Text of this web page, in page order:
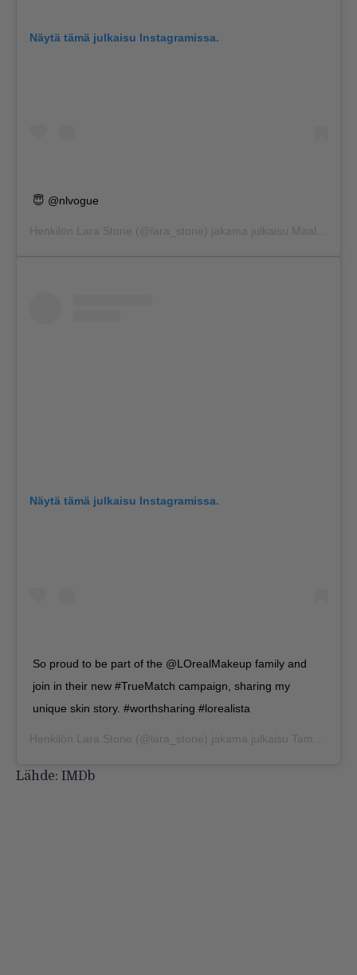
Näytä tämä julkaisu Instagramissa.
😇 @nlvogue
Henkilön Lara Stone (@lara_stone) jakama julkaisu Maalis 27, 2017 kello 12.41 PDT
Näytä tämä julkaisu Instagramissa.
So proud to be part of the @LOrealMakeup family and
join in their new #TrueMatch campaign, sharing my
unique skin story. #worthsharing #lorealista
Henkilön Lara Stone (@lara_stone) jakama julkaisu Tammi 10, 2017 kello 2.06 PST
Lähde: IMDb